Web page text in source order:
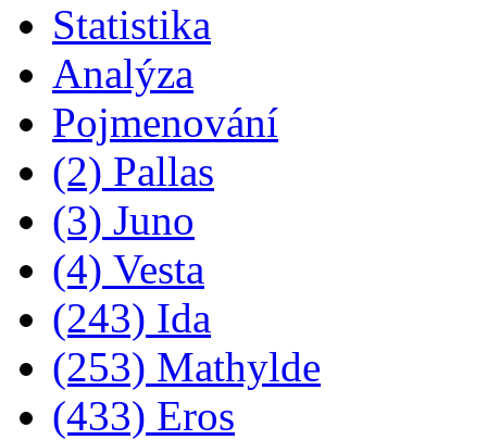
Statistika
Analýza
Pojmenování
(2) Pallas
(3) Juno
(4) Vesta
(243) Ida
(253) Mathylde
(433) Eros